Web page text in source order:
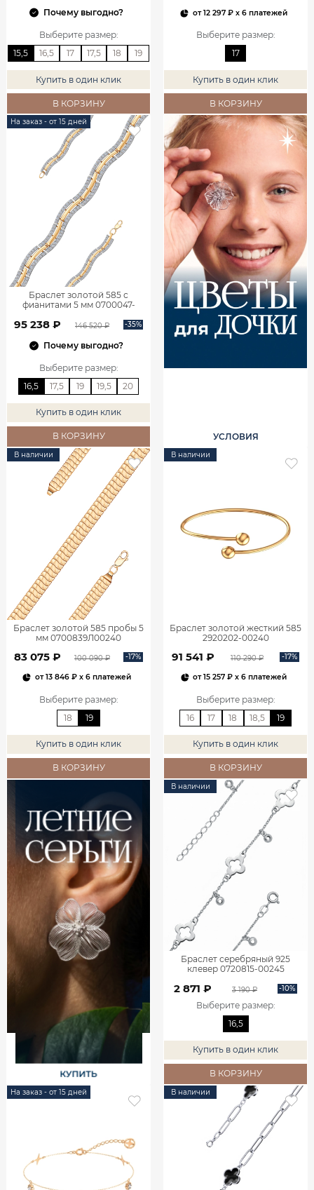
Почему выгодно?
Выберите размер:
15,5
16,5 17 17,5 18 19
Купить в один клик
В КОРЗИНУ
от12 297 ₽x 6 платежей
Выберите размер:
17
Купить в один клик
В КОРЗИНУ
На заказ - от 15 дней
Браслет золотой 585 с
фианитами 5 мм 0700047-
95 238 ₽ 146 520 ₽ -35%
Почему выгодно?
Выберите размер:
16,5
17,5 19 19,5 20
Купить в один клик
В КОРЗИНУ УСЛОВИЯ
В наличии
Браслет золотой 585 пробы 5
мм 0700839Л00240
83 075 ₽ 100 090 ₽ -17%
от13 846 ₽x 6 платежей
Выберите размер:
18
19
Купить в один клик
В КОРЗИНУ
В наличии
Браслет золотой жесткий 585
2920202-00240
91 541 ₽ 110 290 ₽ -17%
от15 257 ₽ x 6 платежей
Выберите размер:
16
17 18 18,5 19
Купить в один клик
В КОРЗИНУ
В наличии
Браслет серебряный 925
клевер 0720815-00245
2 871 ₽ 3 190 ₽ -10%
Выберите размер:
16,5
Купить в один клик
В КОРЗИНУ
На заказ - от 15 дней В наличии